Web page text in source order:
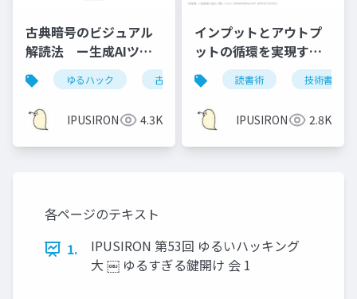
古典暗号のビジュアル
解読法 ー生成AIツー
ルで挑む暗号文の謎解
きー
ゆるハック 古典暗号 暗号解読
IPUSIRON 4.3K
インプットとアウトプ
ットの循環を実現する
読書術読書術 技術書
IPUSIRON 2.8K
各ページのテキスト
1.
IPUSIRON 第53回 ゆるいハッキング
大 ￼ ゆるすぎる鍵開け 会 1